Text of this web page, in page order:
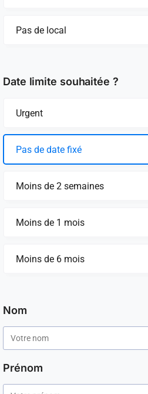
Pas de local
Date limite souhaitée ?
Urgent
Pas de date fixé
Moins de 2 semaines
Moins de 1 mois
Moins de 6 mois
Nom
Prénom